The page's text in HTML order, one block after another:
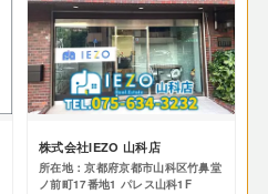
株式会社IEZO 山科店
所在地：京都府京都市山科区竹鼻堂
ノ前町17番地1 パレス山科1F